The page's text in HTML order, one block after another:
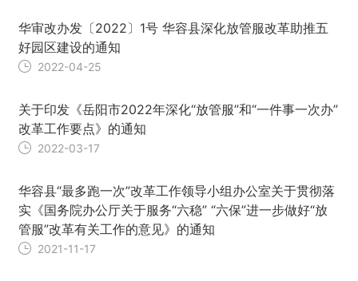
华审改办发〔2022〕1号 华容县深化放管服改革助推五
好园区建设的通知
2022-04-25
关于印发《岳阳市2022年深化“放管服”和“一件事一次办”
改革工作要点》的通知
2022-03-17
华容县“最多跑一次”改革工作领导小组办公室关于贯彻落
实《国务院办公厅关于服务“六稳” “六保”进一步做好“放
管服”改革有关工作的意见》的通知
2021-11-17